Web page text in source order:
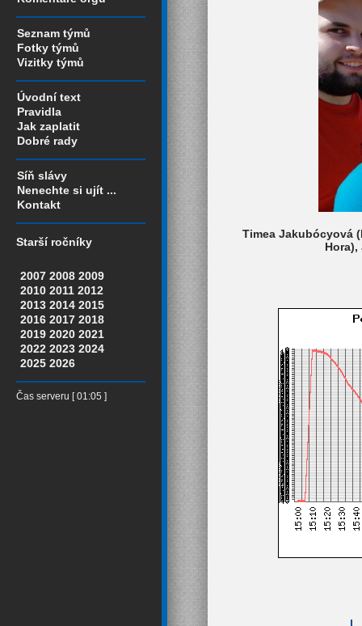
Seznam týmů
Fotky týmů
Vizitky týmů
Úvodní text
Pravidla
Jak zaplatit
Dobré rady
Síň slávy
Nenechte si ujít ...
Kontakt
Starší ročníky
2007 2008 2009
2010 2011 2012
2013 2014 2015
2016 2017 2018
2019 2020 2021
2022 2023 2024
2025 2026
Čas serveru [ 01:05 ]
Timea Jakubócyová